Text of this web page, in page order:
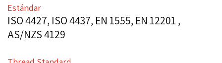
Estándar
ISO 4427, ISO 4437, EN 1555, EN 12201 ,
AS/NZS 4129